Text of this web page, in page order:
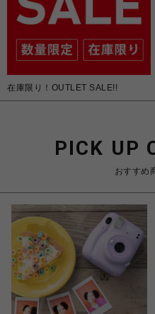
在庫限り！OUTLET SALE!!
PICK UP
おすすめ